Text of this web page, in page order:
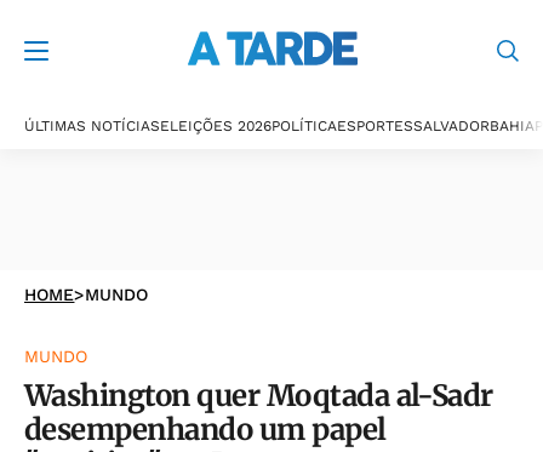
ÚLTIMAS NOTÍCIASELEIÇÕES 2026POLÍTICAESPORTESSALVADORBAHIA
HOME>MUNDO
MUNDO
Washington quer Moqtada al-Sadr
desempenhando um papel